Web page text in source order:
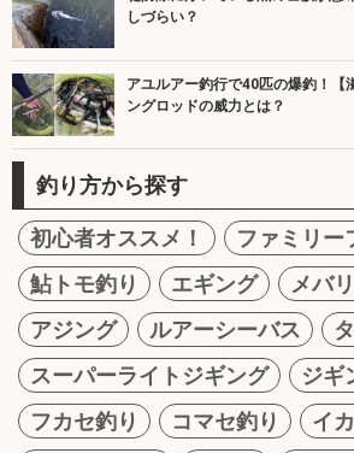
しづらい？
アユルアー釣行で40匹の爆釣！【
ングロッドの威力とは？
釣り方から探す
初心者オススメ！
ファミリー
鮎トモ釣り
エギング
メバ
アジング
ルアーシーバス
スーパーライトジギング
ジギ
フカセ釣り
コマセ釣り
イ